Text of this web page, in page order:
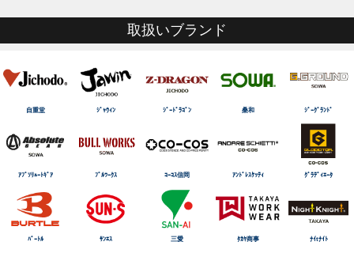
取扱いブランド
自重堂 ｼﾞｬｳｨﾝ ｼﾞｰﾄﾞﾗｺﾞﾝ 桑和 ｼﾞｰｸﾞﾗﾝﾄﾞ
ｱﾌﾞｿﾘｭｰﾄｷﾞｱ ﾌﾞﾙﾜｰｸｽ ｺｰｺｽ信岡 ｱﾝﾄﾞﾚｽｹｯﾃｨ ｸﾞﾗﾃﾞｨｴｰﾀ
ﾊﾞｰﾄﾙ ｻﾝｴｽ 三愛 ﾀｶﾔ商事 ﾅｲtﾅｲﾄ